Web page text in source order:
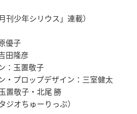
少年シリウス」連載）
優子
田隆彦
：玉置敬子
・プロップデザイン：三室健太
置敬子・北尾 勝
オちゅーりっぷ）